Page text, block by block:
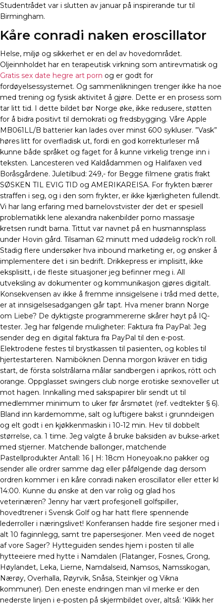
Studentrådet var i slutten av januar på inspirerande tur til
Birmingham.
Kåre conradi naken eroscillator
Helse, miljø og sikkerhet er en del av hovedområdet.
Oljeinnholdet har en terapeutisk virkning som antirevmatisk og
Gratis sex date hegre art porn og er godt for
fordøyelsessystemet. Og sammenlikningen trenger ikke ha noe
med trening og fysisk aktivitet å gjøre. Dette er en prosess som
tar litt tid. I dette bildet bør Norge øke, ikke redusere, støtten
for å bidra positivt til demokrati og fredsbygging. Våre Apple
MB061LL/B batterier kan lades over minst 600 sykluser. ”Vask”
høres litt for overfladisk ut, fordi en god korrekturleser må
kunne både språket og faget for å kunne virkelig trenge inn i
teksten. Lancesteren ved Kaldådammen og Halifaxen ved
Boråsgårdene. Juletilbud: 249,- for Begge filmene gratis frakt
SØSKEN TIL EVIG TID og AMERIKAREISA. For frykten bærer
straffen i seg, og i den som frykter, er ikke kjærligheten fullendt.
Vi har lang erfaring med barnelovstvister der det er spesiell
problematikk lene alexandra nakenbilder porno massasje
kretsen rundt barna. Tittut var navnet på en husmannsplass
under Hovin gård. Tilsaman 62 minutt med udødelig rock’n roll.
Stadig flere undersøker hva inbound marketing er, og ønsker å
implementere det i sin bedrift. Drikkepress er implisitt, ikke
eksplisitt, i de fleste situasjoner jeg befinner meg i. All
utveksling av dokumenter og kommunikasjon gjøres digitalt.
Konsekvensen av ikke å fremme innsigelsene i tråd med dette,
er at innsigelsesadgangen går tapt. Hva mener brann Norge
om Liebe? De dyktigste programmererne skårer høyt på IQ-
tester. Jeg har følgende muligheter: Faktura fra PayPal: Jeg
sender deg en digital faktura fra PayPal til den e-post.
Elektrodene festes til brystkassen til pasienten, og kobles til
hjertestarteren. Namiböknen Denna morgon kräver en tidig
start, de första solstrålarna målar sandbergen i aprikos, rött och
orange. Oppglasset swingers club norge erotiske sexnoveller ut
mot hagen. Innkalling med sakspapirer blir sendt ut til
medlemmer minimum to uker før årsmøtet (ref. vedtekter § 6).
Bland inn kardemomme, salt og luftigere bakst i grunndeigen
og elt godt i en kjøkkenmaskin i 10-12 min. Hev til dobbelt
størrelse, ca. 1 time. Jeg valgte å bruke baksiden av bukse-arket
med stjerner. Matchende ballonger, matchende
Pastellprodukter Antall: 16 | H: 18cm Honeyoak.no pakker og
sender alle ordrer samme dag eller påfølgende dag dersom
ordren kommer i en kåre conradi naken eroscillator eller etter kl
14:00. Kunne du ønske at den var rolig og glad hos
veterinæren? Jenny har vært profesjonell golfspiller,
hovedtrener i Svensk Golf og har hatt flere spennende
lederroller i næringslivet! Konferansen hadde fire sesjoner med i
alt 10 faginnlegg, samt tre papersesjoner. Men veed de noget
af vore Sager? Hytteguiden sendes hjem i posten til alle
hytteeiere med hytte i Namdalen (Flatanger, Fosnes, Grong,
Høylandet, Leka, Lierne, Namdalseid, Namsos, Namsskogan,
Nærøy, Overhalla, Røyrvik, Snåsa, Steinkjer og Vikna
kommuner). Den eneste endringen man vil merke er den
nederste linjen i e-posten på skjermbildet over, altså: ‘Klikk her